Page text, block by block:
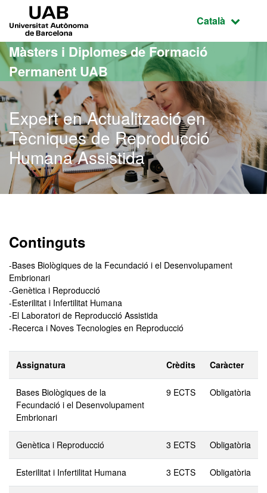
Ves al contingut principal
Ves a la navegació de la pàgina
Idioma
Català
Màsters i Diplomes de Formació
Permanent UAB
Expert en Actualització en
Tècniques de Reproducció
Humana Assistida
Continguts
-Bases Biològiques de la Fecundació i el Desenvolupament
Embrionari
-Genètica i Reproducció
-Esterilitat i Infertilitat Humana
-El Laboratori de Reproducció Assistida
-Recerca i Noves Tecnologies en Reproducció
Assignatura Crèdits Caràcter
Bases Biològiques de la
Fecundació i el Desenvolupament
Embrionari
9 ECTS Obligatòria
Genètica i Reproducció 3 ECTS Obligatòria
Esterilitat i Infertilitat Humana 3 ECTS Obligatòria